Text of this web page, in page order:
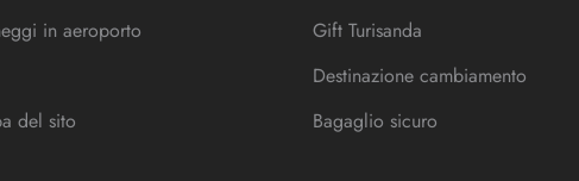
in aeroporto
del sito
Gift Turisanda
Destinazione cambiamento
Bagaglio sicuro